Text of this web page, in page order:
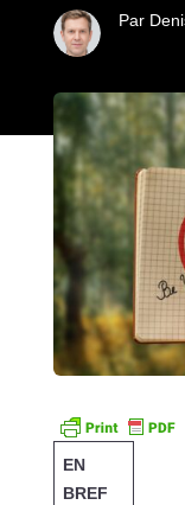
Par
EN
BREF